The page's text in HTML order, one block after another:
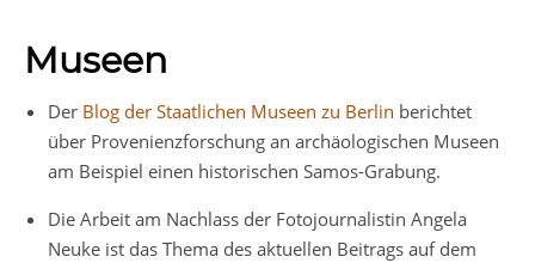
Museen
Der Blog der Staatlichen Museen zu Berlin berichtet
über Provenienzforschung an archäologischen Museen
am Beispiel einen historischen Samos-Grabung.
Die Arbeit am Nachlass der Fotojournalistin Angela
Neuke ist das Thema des aktuellen Beitrags auf dem